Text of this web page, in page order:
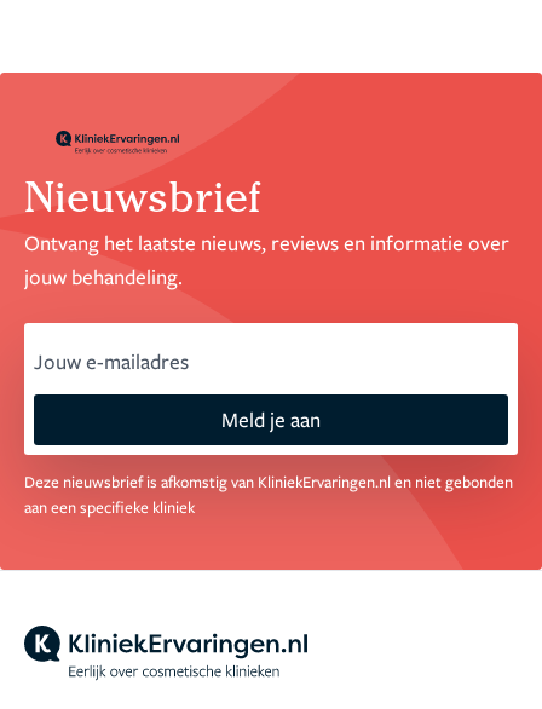
Nieuwsbrief
Ontvang het laatste nieuws, reviews en informatie over
jouw behandeling.
Meld je aan
Deze nieuwsbrief is afkomstig van KliniekErvaringen.nl en niet gebonden
aan een specifieke kliniek